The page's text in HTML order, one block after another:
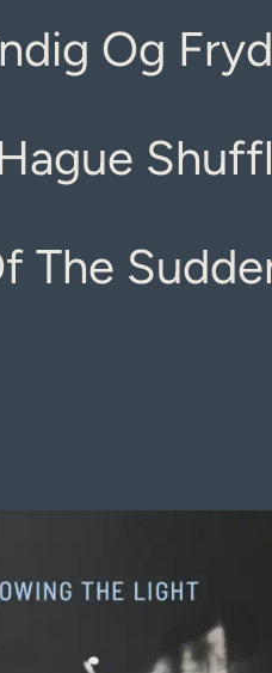
Og
The